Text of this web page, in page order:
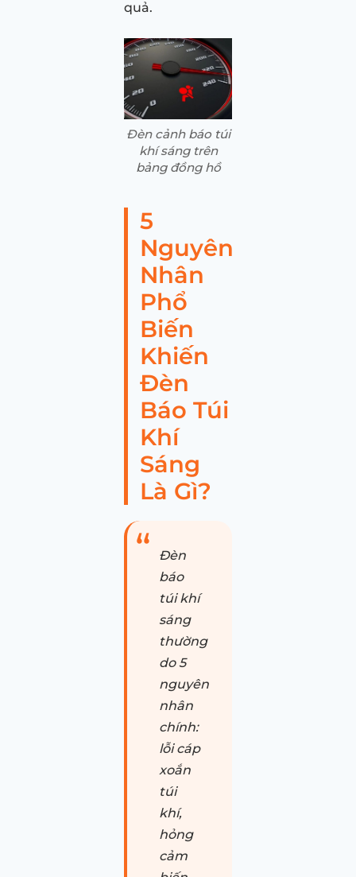
quả.
Đèn cảnh báo túi
khí sáng trên
bảng đồng hồ
5
Nguyên
Nhân
Phổ
Biến
Khiến
Đèn
Báo Túi
Khí
Sáng
Là Gì?
Đèn
báo
túi khí
sáng
thường
do 5
nguyên
nhân
chính:
lỗi cáp
xoắn
túi
khí,
hỏng
cảm